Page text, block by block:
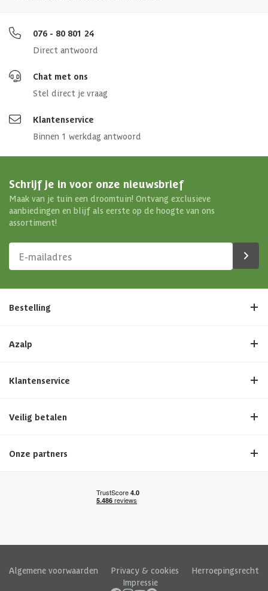
076 - 80 801 24
Direct antwoord
Chat met ons
Stel direct je vraag
Klantenservice
Binnen 1 werkdag antwoord
Schrijf je in voor onze nieuwsbrief
Maak van je tuin een droomtuin! Ontvang exclusieve
aanbiedingen en blijf als eerste op de hoogte van ons
assortiment!
Bestelling
Azalp
Klantenservice
Veilig betalen
Onze partners
Algemene voorwaarden Privacy & cookies
Herroepingsrecht
Impressie